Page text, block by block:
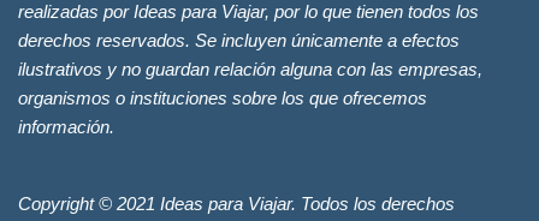
realizadas por Ideas para Viajar, por lo que tienen todos los
derechos reservados. Se incluyen únicamente a efectos
ilustrativos y no guardan relación alguna con las empresas,
organismos o instituciones sobre los que ofrecemos
información.
Copyright © 2021 Ideas para Viajar. Todos los derechos